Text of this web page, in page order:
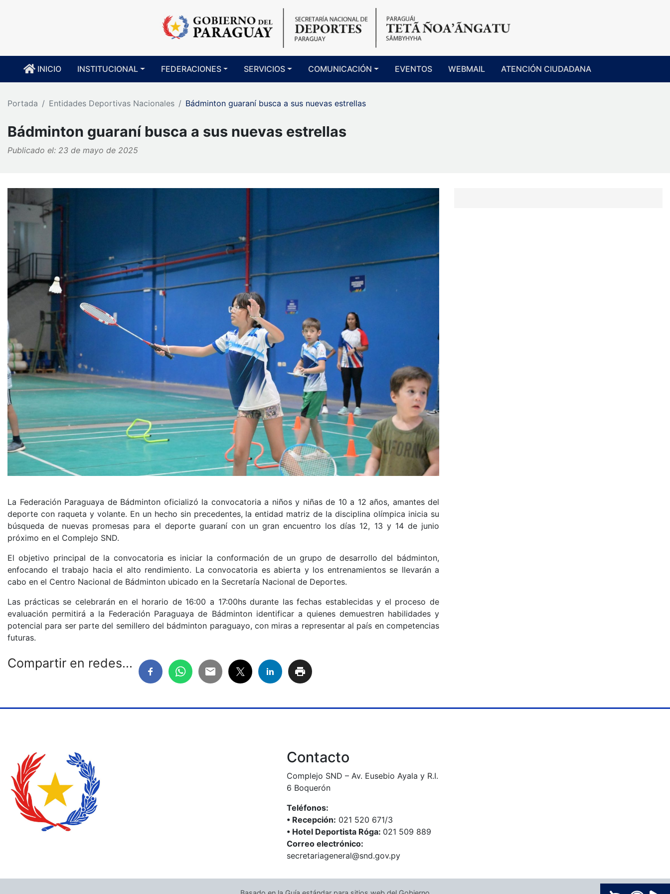
INICIO INSTITUCIONAL FEDERACIONES SERVICIOS COMUNICACIÓN EVENTOS WEBMAIL ATENCIÓN CIUDADANA
Portada Entidades Deportivas Nacionales Bádminton guaraní busca a sus nuevas estrellas
Bádminton guaraní busca a sus nuevas estrellas
Publicado el: 23 de mayo de 2025
La Federación Paraguaya de Bádminton oficializó la convocatoria a niños y niñas de 10 a 12 años, amantes del
deporte con raqueta y volante. En un hecho sin precedentes, la entidad matriz de la disciplina olímpica inicia su
búsqueda de nuevas promesas para el deporte guaraní con un gran encuentro los días 12, 13 y 14 de junio
próximo en el Complejo SND.
El objetivo principal de la convocatoria es iniciar la conformación de un grupo de desarrollo del bádminton,
enfocando el trabajo hacia el alto rendimiento. La convocatoria es abierta y los entrenamientos se llevarán a
cabo en el Centro Nacional de Bádminton ubicado en la Secretaría Nacional de Deportes.
Las prácticas se celebrarán en el horario de 16:00 a 17:00hs durante las fechas establecidas y el proceso de
evaluación permitirá a la Federación Paraguaya de Bádminton identificar a quienes demuestren habilidades y
potencial para ser parte del semillero del bádminton paraguayo, con miras a representar al país en competencias
futuras.
Compartir en redes...
Contacto
Complejo SND – Av. Eusebio Ayala y R.I.
6 Boquerón
Teléfonos:
•⁠ ⁠Recepción: 021 520 671/3
•⁠ ⁠Hotel Deportista Róga: 021 509 889
Correo electrónico:
secretariageneral@snd.gov.py